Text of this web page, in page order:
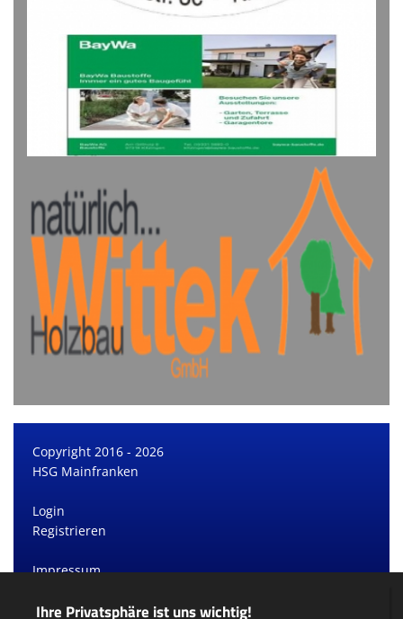
Copyright 2016 - 2026
HSG Mainfranken
Login
Registrieren
Impressum